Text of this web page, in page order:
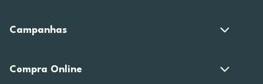
Campanhas
Compra Online